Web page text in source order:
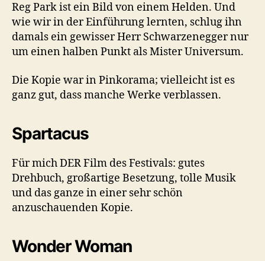
Reg Park ist ein Bild von einem Helden. Und
wie wir in der Einführung lernten, schlug ihn
damals ein gewisser Herr Schwarzenegger nur
um einen halben Punkt als Mister Universum.
Die Kopie war in Pinkorama; vielleicht ist es
ganz gut, dass manche Werke verblassen.
Spartacus
Für mich DER Film des Festivals: gutes
Drehbuch, großartige Besetzung, tolle Musik
und das ganze in einer sehr schön
anzuschauenden Kopie.
Wonder Woman